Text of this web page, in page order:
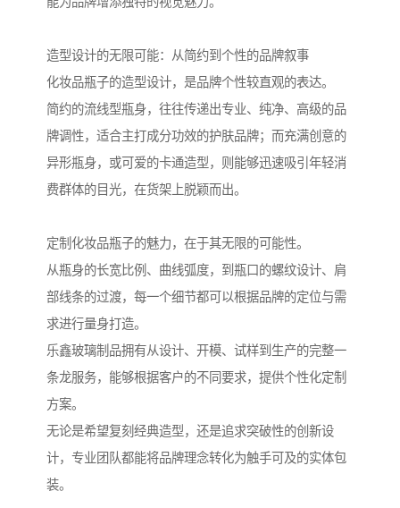
造型设计的无限可能：从简约到个性的品牌叙事
化妆品瓶子的造型设计，是品牌个性较直观的表达。
简约的流线型瓶身，往往传递出专业、纯净、高级的品
牌调性，适合主打成分功效的护肤品牌；而充满创意的
异形瓶身，或可爱的卡通造型，则能够迅速吸引年轻消
费群体的目光，在货架上脱颖而出。
定制化妆品瓶子的魅力，在于其无限的可能性。
从瓶身的长宽比例、曲线弧度，到瓶口的螺纹设计、肩
部线条的过渡，每一个细节都可以根据品牌的定位与需
求进行量身打造。
乐鑫玻璃制品拥有从设计、开模、试样到生产的完整一
条龙服务，能够根据客户的不同要求，提供个性化定制
方案。
无论是希望复刻经典造型，还是追求突破性的创新设
计，专业团队都能将品牌理念转化为触手可及的实体包
装。